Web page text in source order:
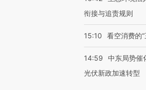
衔接与追责规则
15:10 看空消费的
14:59
中东局势催
光伏新政加速转型